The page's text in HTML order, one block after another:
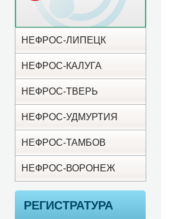
НЕФРОС-ЛИПЕЦК
НЕФРОС-КАЛУГА
НЕФРОС-ТВЕРЬ
НЕФРОС-УДМУРТИЯ
НЕФРОС-ТАМБОВ
НЕФРОС-ВОРОНЕЖ
РЕГИСТРАТУРА